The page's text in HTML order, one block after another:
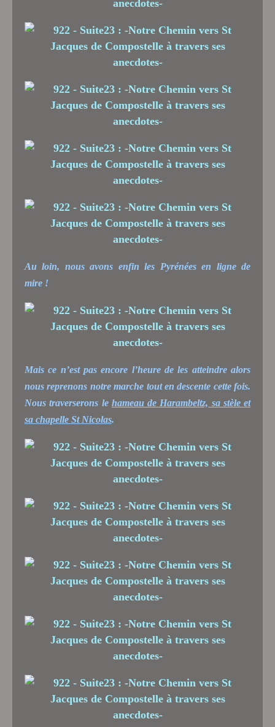
Au loin, nous avons enfin les Pyrénées en ligne de
mire !
Mais ce n’est pas encore l’heure de les atteindre alors
nous reprenons notre marche tout en descente cette fois.
Nous traverserons le hameau de Harambeltz, sa stèle et
sa chapelle St Nicolas.